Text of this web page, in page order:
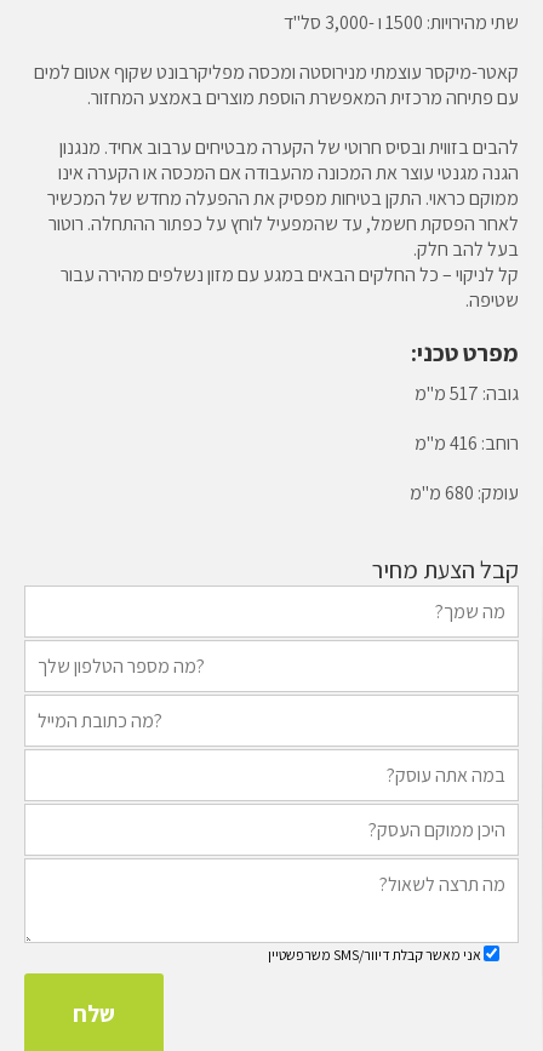
שתי מהירויות: 1500 ו -3,000 סל"ד
קאטר-מיקסר עוצמתי מנירוסטה ומכסה מפליקרבונט שקוף אטום למים
עם פתיחה מרכזית המאפשרת הוספת מוצרים באמצע המחזור.
להבים בזווית ובסיס חרוטי של הקערה מבטיחים ערבוב אחיד. מנגנון
הגנה מגנטי עוצר את המכונה מהעבודה אם המכסה או הקערה אינו
ממוקם כראוי. התקן בטיחות מפסיק את ההפעלה מחדש של המכשיר
לאחר הפסקת חשמל, עד שהמפעיל לוחץ על כפתור ההתחלה. רוטור
בעל להב חלק.
קל לניקוי – כל החלקים הבאים במגע עם מזון נשלפים מהירה עבור
שטיפה.
מפרט טכני:
גובה: 517 מ"מ
רוחב: 416 מ"מ
עומק: 680 מ"מ
קבל הצעת מחיר
אני מאשר קבלת דיוור/SMS משרפשטיין